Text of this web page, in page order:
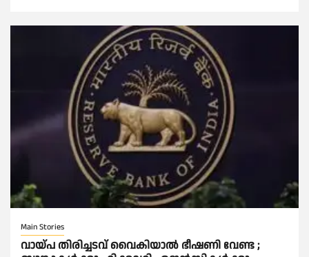
Main Stories
വായ്പ തിരിച്ചടവ് വൈകിയാല്‍ ഭീഷണി വേണ്ട ;